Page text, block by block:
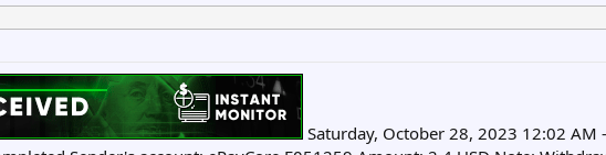
Saturday, October 28, 2023 12:02